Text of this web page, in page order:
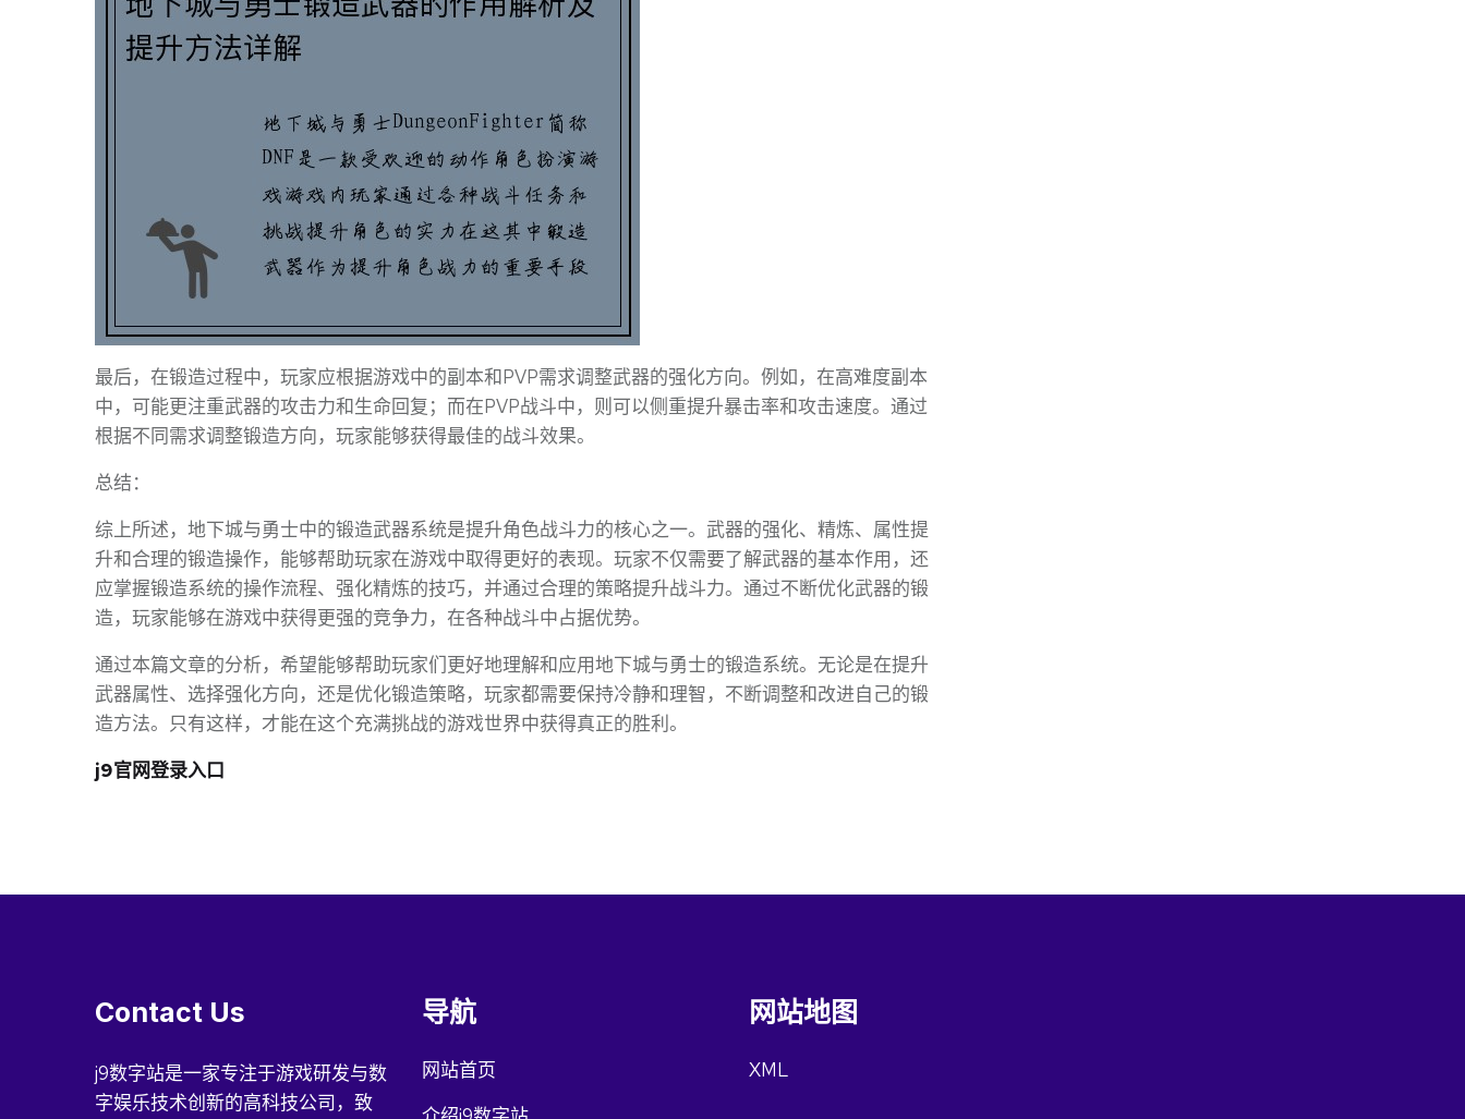
最后，在锻造过程中，玩家应根据游戏中的副本和PVP需求调整武器的强化方向。例如，在高难度副本
中，可能更注重武器的攻击力和生命回复；而在PVP战斗中，则可以侧重提升暴击率和攻击速度。通过
根据不同需求调整锻造方向，玩家能够获得最佳的战斗效果。
总结：
综上所述，地下城与勇士中的锻造武器系统是提升角色战斗力的核心之一。武器的强化、精炼、属性提
升和合理的锻造操作，能够帮助玩家在游戏中取得更好的表现。玩家不仅需要了解武器的基本作用，还
应掌握锻造系统的操作流程、强化精炼的技巧，并通过合理的策略提升战斗力。通过不断优化武器的锻
造，玩家能够在游戏中获得更强的竞争力，在各种战斗中占据优势。
通过本篇文章的分析，希望能够帮助玩家们更好地理解和应用地下城与勇士的锻造系统。无论是在提升
武器属性、选择强化方向，还是优化锻造策略，玩家都需要保持冷静和理智，不断调整和改进自己的锻
造方法。只有这样，才能在这个充满挑战的游戏世界中获得真正的胜利。
j9官网登录入口
Contact Us
j9数字站是一家专注于游戏研发与数
字娱乐技术创新的高科技公司，致
导航
网站首页
网站地图
XML